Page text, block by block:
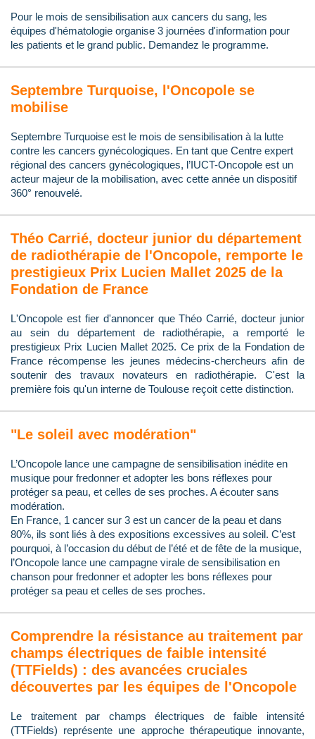
Pour le mois de sensibilisation aux cancers du sang, les
équipes d'hématologie organise 3 journées d'information pour
les patients et le grand public. Demandez le programme.
Septembre Turquoise, l'Oncopole se
mobilise
Septembre Turquoise est le mois de sensibilisation à la lutte
contre les cancers gynécologiques. En tant que Centre expert
régional des cancers gynécologiques, l’IUCT-Oncopole est un
acteur majeur de la mobilisation, avec cette année un dispositif
360° renouvelé.
Théo Carrié, docteur junior du département
de radiothérapie de l'Oncopole, remporte le
prestigieux Prix Lucien Mallet 2025 de la
Fondation de France
L'Oncopole est fier d'annoncer que Théo Carrié, docteur junior
au sein du département de radiothérapie, a remporté le
prestigieux Prix Lucien Mallet 2025. Ce prix de la Fondation de
France récompense les jeunes médecins-chercheurs afin de
soutenir des travaux novateurs en radiothérapie. C'est la
première fois qu'un interne de Toulouse reçoit cette distinction.
"Le soleil avec modération"
L’Oncopole lance une campagne de sensibilisation inédite en
musique pour fredonner et adopter les bons réflexes pour
protéger sa peau, et celles de ses proches. A écouter sans
modération.
En France, 1 cancer sur 3 est un cancer de la peau et dans
80%, ils sont liés à des expositions excessives au soleil. C’est
pourquoi, à l’occasion du début de l’été et de fête de la musique,
l’Oncopole lance une campagne virale de sensibilisation en
chanson pour fredonner et adopter les bons réflexes pour
protéger sa peau et celles de ses proches.
Comprendre la résistance au traitement par
champs électriques de faible intensité
(TTFields) : des avancées cruciales
découvertes par les équipes de l'Oncopole
Le traitement par champs électriques de faible intensité
(TTFields) représente une approche thérapeutique innovante,